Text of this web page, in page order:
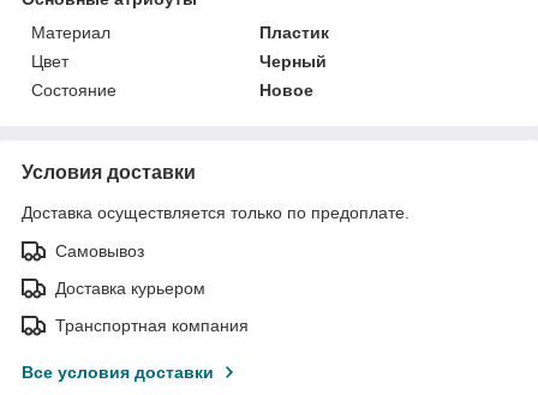
Материал
Пластик
Цвет
Черный
Состояние
Новое
Условия доставки
Доставка осуществляется только по предоплате.
Самовывоз
Доставка курьером
Транспортная компания
Все условия доставки